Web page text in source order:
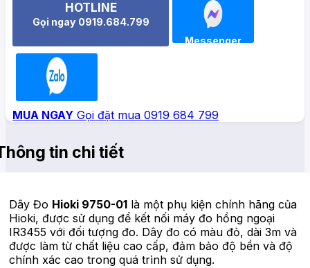
HOTLINE
Gọi ngay 0919.684.799
Messenger
MUA NGAY Gọi đặt mua 0919 684 799
tin chi tiết
Dây Đo Hioki 9750-01 là một phụ kiện chính hãng của
Hioki, được sử dụng để kết nối máy đo hồng ngoại
IR3455 với đối tượng đo. Dây đo có màu đỏ, dài 3m và
được làm từ chất liệu cao cấp, đảm bảo độ bền và độ
chính xác cao trong quá trình sử dụng.